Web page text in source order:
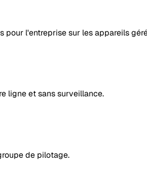
l'entreprise sur les appareils
ligne et sans surveillance.
de pilotage.